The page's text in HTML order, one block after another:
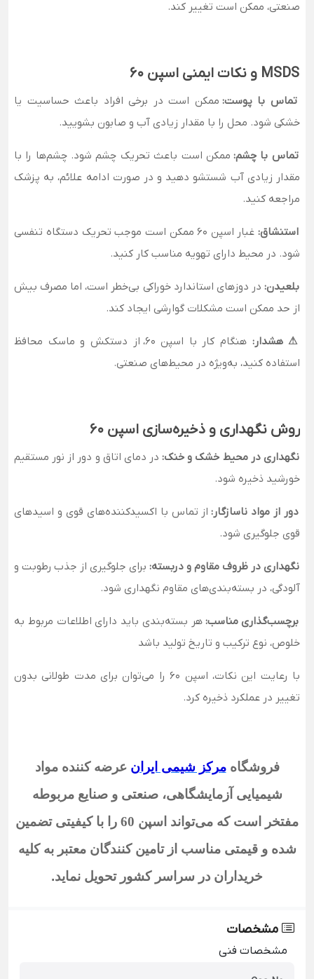
صنعتی، ممکن است تغییر کند.
تماس با پوست: ممکن است در برخی افراد باعث حساسیت یا
خشکی شود. محل را با مقدار زیادی آب و صابون بشویید.
تماس با چشم: ممکن است باعث تحریک چشم شود. چشم‌ها را با
مقدار زیادی آب شستشو دهید و در صورت ادامه علائم، به پزشک
مراجعه کنید.
استنشاق:
غبار اسپن ۶۰ ممکن است موجب تحریک دستگاه تنفسی
شود. در محیط دارای تهویه مناسب کار کنید.
بلعیدن: در دوزهای استاندارد خوراکی بی‌خطر است، اما مصرف بیش
از حد ممکن است مشکلات گوارشی ایجاد کند.
⚠ هشدار:
هنگام کار با اسپن ۶۰، از دستکش و ماسک محافظ
استفاده کنید، به‌ویژه در محیط‌های صنعتی.
روش نگهداری و ذخیره‌سازی اسپن ۶۰
نگهداری در محیط خشک و خنک: در دمای اتاق و دور از نور مستقیم
خورشید ذخیره شود.
دور از مواد ناسازگار:از تماس با اکسیدکننده‌های قوی و اسیدهای
قوی جلوگیری شود.
نگهداری در ظروف مقاوم و دربسته: برای جلوگیری از جذب رطوبت و
آلودگی، در بسته‌بندی‌های مقاوم نگهداری شود.
برچسب‌گذاری مناسب: هر بسته‌بندی باید دارای اطلاعات مربوط به
خلوص، نوع ترکیب و تاریخ تولید باشد
با رعایت این نکات، اسپن ۶۰ را می‌توان برای مدت طولانی بدون
تغییر در عملکرد ذخیره کرد.
فروشگاه مرکز شیمی ایران عرضه کننده مواد
شیمیایی آزمایشگاهی، صنعتی و صنایع مربوطه
مفتخر است که می‌تواند اسپن 60
را با کیفیتی تضمین
شده و قیمتی مناسب از تامین کنندگان معتبر به کلیه
خریداران در سراسر کشور تحویل نماید.
مشخصات
مشخصات فنی